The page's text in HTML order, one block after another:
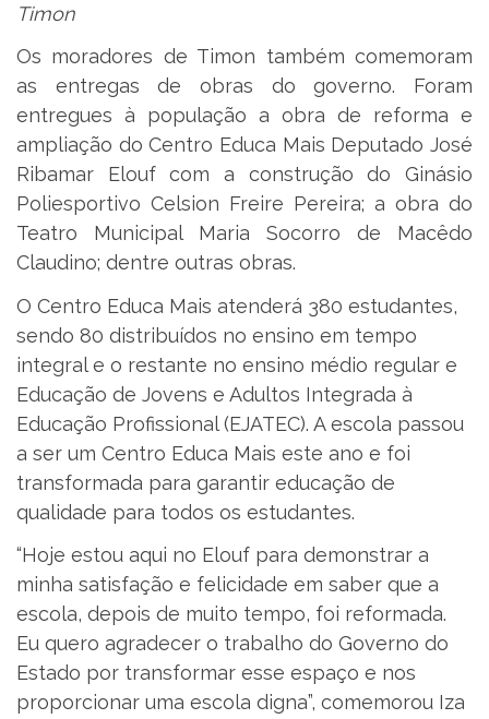
Timon
Os moradores de Timon também comemoram
as entregas de obras do governo. Foram
entregues à população a obra de reforma e
ampliação do Centro Educa Mais Deputado José
Ribamar Elouf com a construção do Ginásio
Poliesportivo Celsion Freire Pereira; a obra do
Teatro Municipal Maria Socorro de Macêdo
Claudino; dentre outras obras.
O Centro Educa Mais atenderá 380 estudantes,
sendo 80 distribuídos no ensino em tempo
integral e o restante no ensino médio regular e
Educação de Jovens e Adultos Integrada à
Educação Profissional (EJATEC). A escola passou
a ser um Centro Educa Mais este ano e foi
transformada para garantir educação de
qualidade para todos os estudantes.
“Hoje estou aqui no Elouf para demonstrar a
minha satisfação e felicidade em saber que a
escola, depois de muito tempo, foi reformada.
Eu quero agradecer o trabalho do Governo do
Estado por transformar esse espaço e nos
proporcionar uma escola digna”, comemorou Iza